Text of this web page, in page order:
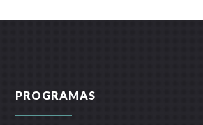
PROGRAMAS